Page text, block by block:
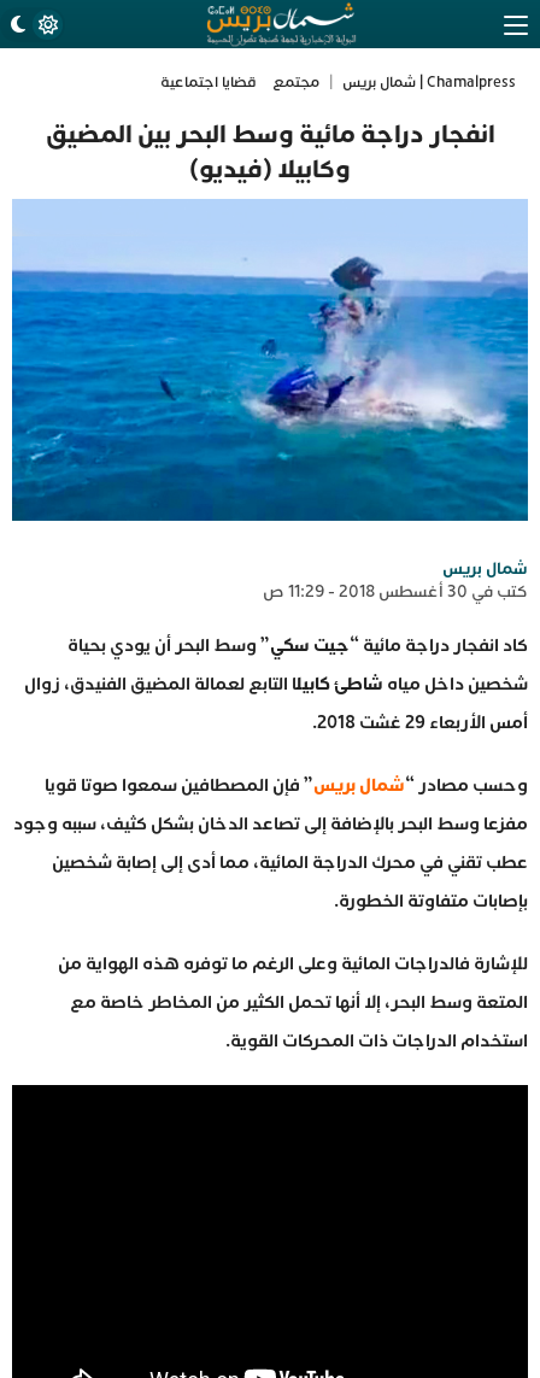
Chamalpress | شمال بريس مجتمع قضايا اجتماعية
انفجار دراجة مائية وسط البحر بين المضيق
وكابيلا (فيديو)
شمال بريس
كتب في 30 أغسطس 2018 - 11:29 ص
كاد انفجار دراجة مائية “جيت سكي” وسط البحر أن يودي بحياة
شخصين داخل مياه شاطئ كابيلا التابع لعمالة المضيق الفنيدق، زوال
أمس الأربعاء 29 غشت 2018.
وحسب مصادر “شمال بريس” فإن المصطافين سمعوا صوتا قويا
مفزعا وسط البحر بالإضافة إلى تصاعد الدخان بشكل كثيف، سببه وجود
عطب تقني في محرك الدراجة المائية، مما أدى إلى إصابة شخصين
بإصابات متفاوتة الخطورة.
للإشارة فالدراجات المائية وعلى الرغم ما توفره هذه الهواية من
المتعة وسط البحر، إلا أنها تحمل الكثير من المخاطر خاصة مع
استخدام الدراجات ذات المحركات القوية.